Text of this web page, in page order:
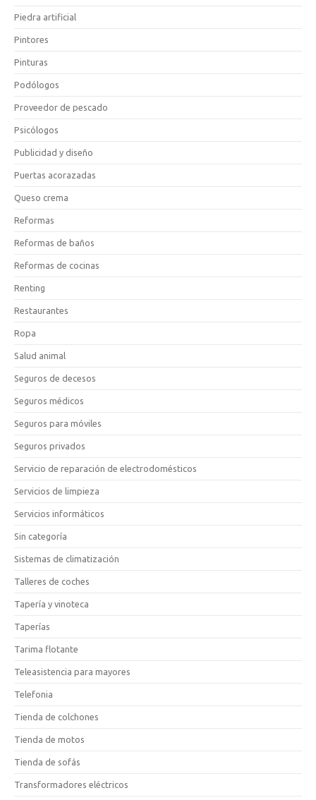
Piedra artificial
Pintores
Pinturas
Podólogos
Proveedor de pescado
Psicólogos
Publicidad y diseño
Puertas acorazadas
Queso crema
Reformas
Reformas de baños
Reformas de cocinas
Renting
Restaurantes
Ropa
Salud animal
Seguros de decesos
Seguros médicos
Seguros para móviles
Seguros privados
Servicio de reparación de electrodomésticos
Servicios de limpieza
Servicios informáticos
Sin categoría
Sistemas de climatización
Talleres de coches
Tapería y vinoteca
Taperías
Tarima flotante
Teleasistencia para mayores
Telefonia
Tienda de colchones
Tienda de motos
Tienda de sofás
Transformadores eléctricos